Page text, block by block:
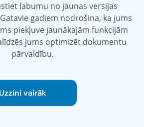
labumu no jaunas versijas
gadiem nodrošina, ka jums
piekļuve jaunākajām funkcijām
jums optimizēt dokumentu
pārvaldību.
Uzzini vairāk